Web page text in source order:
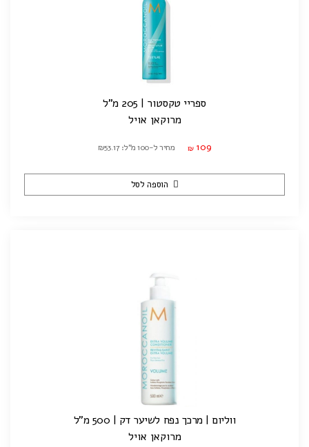
ספריי טקסטור | 205 מ"ל
מרוקאן אויל
₪ 109 מחיר ל-100 מ"ל: ₪53.17
הוספה לסל
ווליום | מרכך נפח לשיער דק | 500 מ"ל
מרוקאן אויל